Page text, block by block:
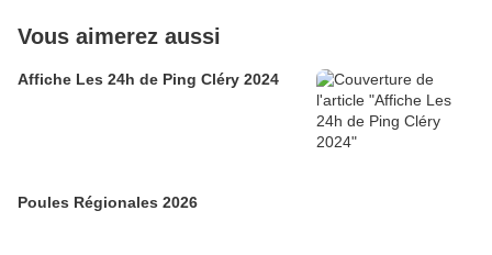
Vous aimerez aussi
Affiche Les 24h de Ping Cléry 2024
Poules Régionales 2026